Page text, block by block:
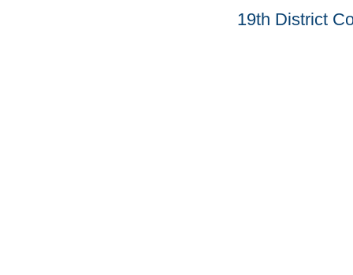
19th District